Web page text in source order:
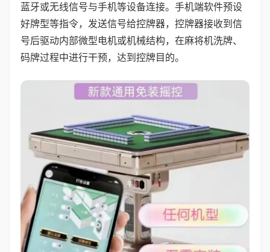
蓝牙或无线信号与手机等设备连接。手机端软件预设
好牌型等指令，发送信号给控牌器，控牌器接收到信
号后驱动内部微型电机或机械结构，在麻将机洗牌、
码牌过程中进行干预，达到控牌目的。